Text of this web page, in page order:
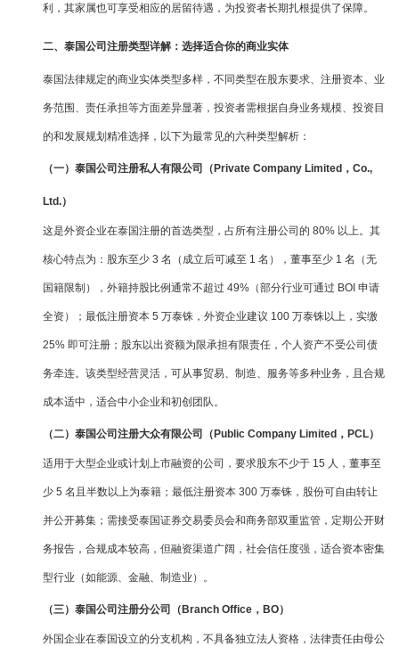
利，其家属也可享受相应的居留待遇，为投资者长期扎根提供了保障。
二、泰国公司注册类型详解：选择适合你的商业实体
泰国法律规定的商业实体类型多样，不同类型在股东要求、注册资本、业
务范围、责任承担等方面差异显著，投资者需根据自身业务规模、投资目
的和发展规划精准选择，以下为最常见的六种类型解析：
（一）泰国公司注册私人有限公司（Private Company Limited，Co.,
Ltd.）
这是外资企业在泰国注册的首选类型，占所有注册公司的 80% 以上。其
核心特点为：股东至少 3 名（成立后可减至 1 名），董事至少 1 名（无
国籍限制），外籍持股比例通常不超过 49%（部分行业可通过 BOI 申请
全资）；最低注册资本 5 万泰铢，外资企业建议 100 万泰铢以上，实缴
25% 即可注册；股东以出资额为限承担有限责任，个人资产不受公司债
务牵连。该类型经营灵活，可从事贸易、制造、服务等多种业务，且合规
成本适中，适合中小企业和初创团队。
（二）泰国公司注册大众有限公司（Public Company Limited，PCL）
适用于大型企业或计划上市融资的公司，要求股东不少于 15 人，董事至
少 5 名且半数以上为泰籍；最低注册资本 300 万泰铢，股份可自由转让
并公开募集；需接受泰国证券交易委员会和商务部双重监管，定期公开财
务报告，合规成本较高，但融资渠道广阔，社会信任度强，适合资本密集
型行业（如能源、金融、制造业）。
（三）泰国公司注册分公司（Branch Office，BO）
外国企业在泰国设立的分支机构，不具备独立法人资格，法律责任由母公